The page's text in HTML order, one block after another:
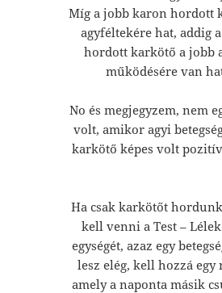
Míg a jobb karon hordott
agyféltekére hat, addig
hordott karkötő a jobb
működésére van
No és megjegyzem, nem
volt, amikor agyi
karkötő képes volt
Ha csak karkötőt
kell venni a Test –
egységét, azaz egy
lesz elég, kell hozzá egy
amely a naponta másik